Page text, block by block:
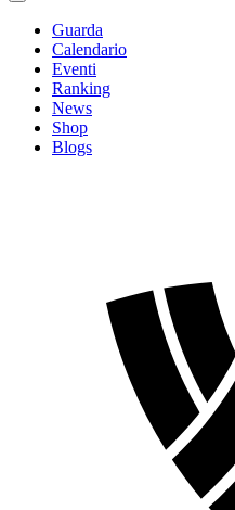
Guarda
Calendario
Eventi
Ranking
News
Shop
Blogs